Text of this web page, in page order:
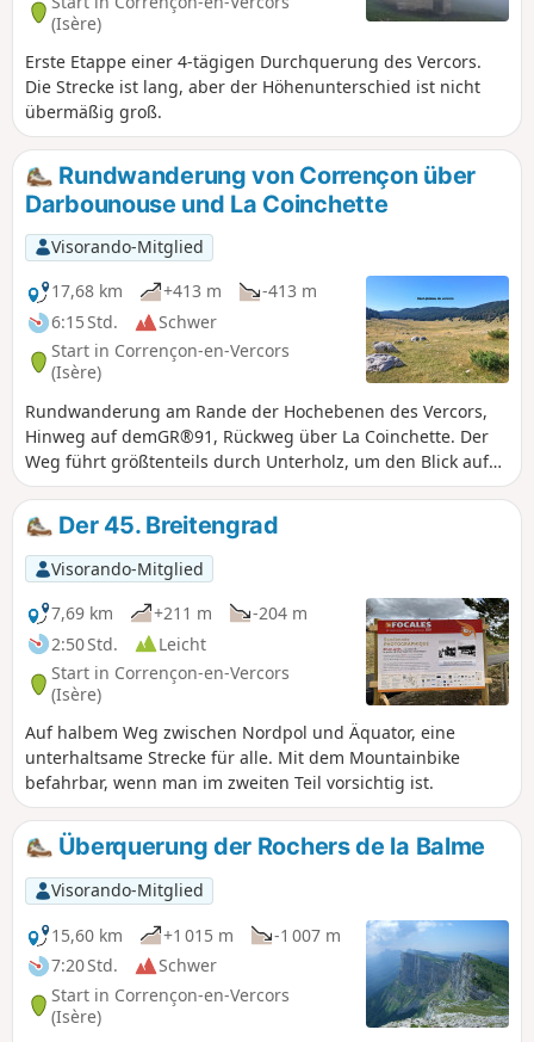
(Isère)
Erste Etappe einer 4-tägigen Durchquerung des Vercors.
Die Strecke ist lang, aber der Höhenunterschied ist nicht
übermäßig groß.
Rundwanderung von Corrençon über
Darbounouse und La Coinchette
Visorando-Mitglied
17,68 km
+413 m
-413 m
6:15 Std.
Schwer
Start in Corrençon-en-Vercors
(Isère)
Rundwanderung am Rande der Hochebenen des Vercors,
Hinweg auf demGR®91, Rückweg über La Coinchette. Der
Weg führt größtenteils durch Unterholz, um den Blick auf
die Bergkämme des Vercors von Darbounouse aus zu
entdecken. Der Rückweg ist teilweise abenteuerlich, dann
gelangen Sie über die Baraque Guillet, Les Auberges und
La Fleur du Roy zurück auf die Waldwege.
Der 45. Breitengrad
Visorando-Mitglied
7,69 km
+211 m
-204 m
2:50 Std.
Leicht
Start in Corrençon-en-Vercors
(Isère)
Auf halbem Weg zwischen Nordpol und Äquator, eine
unterhaltsame Strecke für alle. Mit dem Mountainbike
befahrbar, wenn man im zweiten Teil vorsichtig ist.
Überquerung der Rochers de la Balme
Visorando-Mitglied
15,60 km
+1 015 m
-1 007 m
7:20 Std.
Schwer
Start in Corrençon-en-Vercors
(Isère)